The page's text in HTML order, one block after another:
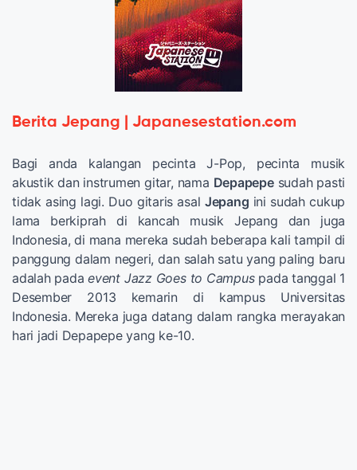
Berita Jepang | Japanesestation.com
Bagi anda kalangan pecinta J-Pop, pecinta musik
akustik dan instrumen gitar, nama Depapepesudah pasti
tidak asing lagi. Duo gitaris asal Jepang ini sudah cukup
lama berkiprah di kancah musik Jepang dan juga
Indonesia, di mana mereka sudah beberapa kali tampil di
panggung dalam negeri, dan salah satu yang paling baru
adalah padaevent Jazz Goes to Campus pada tanggal 1
Desember 2013 kemarin di kampus Universitas
Indonesia. Mereka juga datang dalam rangka merayakan
hari jadi Depapepe yang ke-10.